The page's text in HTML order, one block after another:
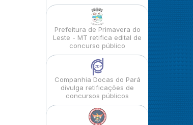
Prefeitura de Primavera do
Leste - MT retifica edital de
concurso público
Companhia Docas do Pará
divulga retificações de
concursos públicos